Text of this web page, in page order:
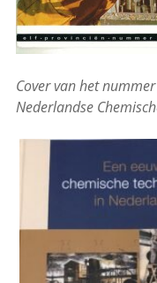
Cover van het nummer
Nederlandse